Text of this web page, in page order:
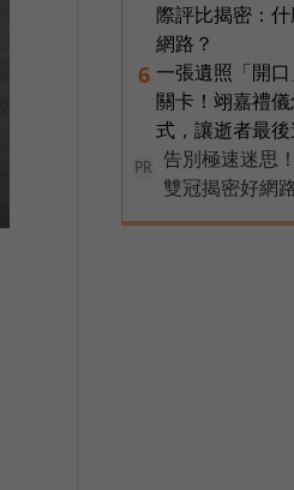
際評比揭密：
網路？
6 一張遺照「開
關卡！翊嘉禮
式，讓逝者最後
PR
告別極速迷思
雙冠揭密好網